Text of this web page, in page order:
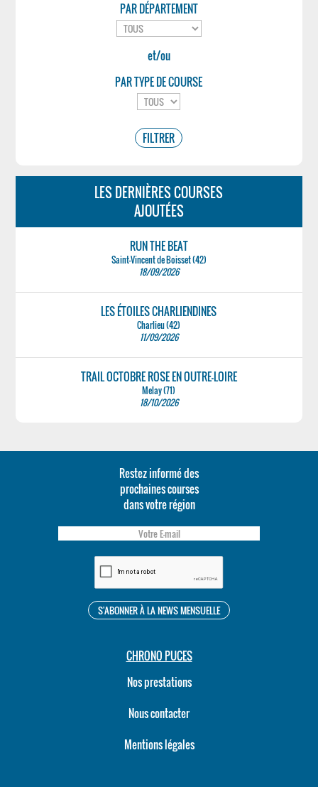
PAR DÉPARTEMENT
et/ou
PAR TYPE DE COURSE
LES DERNIÈRES COURSES
AJOUTÉES
RUN THE BEAT
Saint-Vincent de Boisset (42)
18/09/2026
LES ÉTOILES CHARLIENDINES
Charlieu (42)
11/09/2026
TRAIL OCTOBRE ROSE EN OUTRE-LOIRE
Melay (71)
18/10/2026
Restez informé des
prochaines courses
dans votre région
CHRONO PUCES
Nos prestations
Nous contacter
Mentions légales